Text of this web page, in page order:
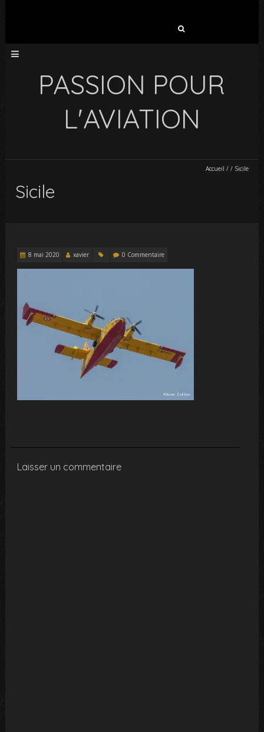
PASSION POUR
L'AVIATION
Accueil / / Sicile
Sicile
8 mai 2020 xavier 0 Commentaire
Laisser un commentaire